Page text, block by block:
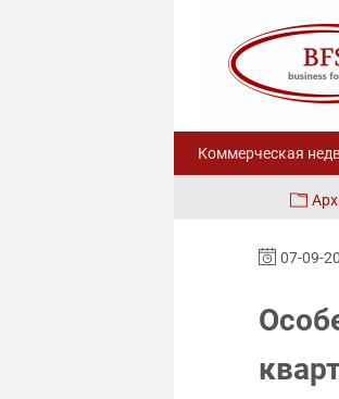
Коммерческая
07-09-